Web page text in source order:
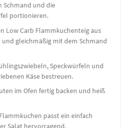
Schmand und die
portionieren.
Low Carb Flammkuchenteig aus
gleichmäßig mit dem Schmand
Speckwürfeln und
Käse bestreuen.
im Ofen fertig backen und heiß
passt ein einfach
Salat hervorragend.